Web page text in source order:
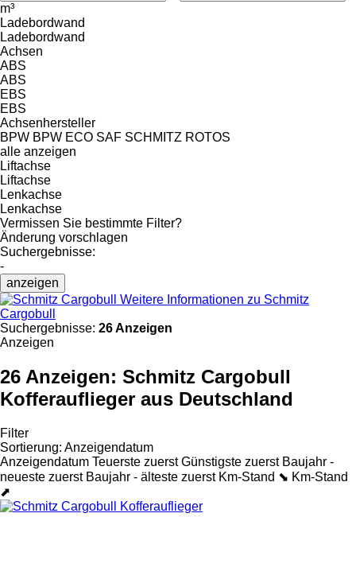
m³
Ladebordwand
Ladebordwand
Achsen
ABS
ABS
EBS
EBS
Achsenhersteller
BPW BPW ECO SAF SCHMITZ ROTOS
alle anzeigen
Liftachse
Liftachse
Lenkachse
Lenkachse
Vermissen Sie bestimmte Filter?
Änderung vorschlagen
Suchergebnisse:
-
anzeigen
Weitere Informationen zu Schmitz
Cargobull
Suchergebnisse: 26 Anzeigen
Anzeigen
26 Anzeigen: Schmitz Cargobull
Kofferauflieger aus Deutschland
Filter
Sortierung: Anzeigendatum
Anzeigendatum Teuerste zuerst Günstigste zuerst Baujahr -
neueste zuerst Baujahr - älteste zuerst Km-Stand ⬊ Km-Stand
⬈